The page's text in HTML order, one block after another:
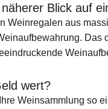
Blick auf
Weinregalen aus
wert?
Weinsammlung so